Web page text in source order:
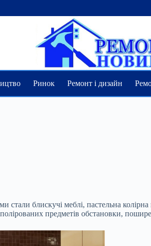
Ринок Ремонт і дизайн
блискучі меблі, пастельна колірна
предметів обстановки,